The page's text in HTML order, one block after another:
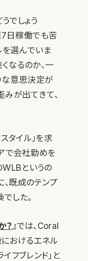
でしょう
日稼働でも苦
を選んでいま
なるのか、一
な意思決定が
みが出てきて、
タイル」を求
で会社勤めを
WLBというの
既成のテンプ
した。
？ 』では、Coral
おけるエネル
フブレンド」と